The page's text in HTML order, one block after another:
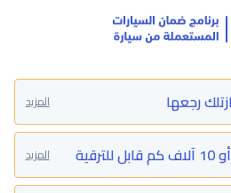
المزيد
المزيد